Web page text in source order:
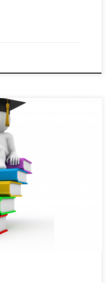
grace à
qu’il est possible de
de la Corrèze. L’Onisep
et les
relève du ministère de
Sports et du
la Recherche et de
et diffuse toute